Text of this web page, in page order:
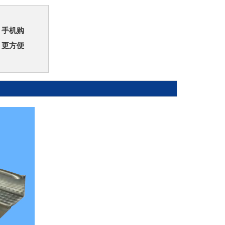
手机购
更方便